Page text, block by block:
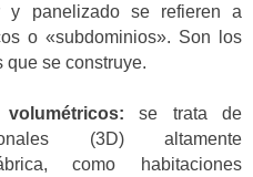
y panelizado se refieren a
o «subdominios». Son los
se construye.
se trata de
(3D) altamente
como habitaciones